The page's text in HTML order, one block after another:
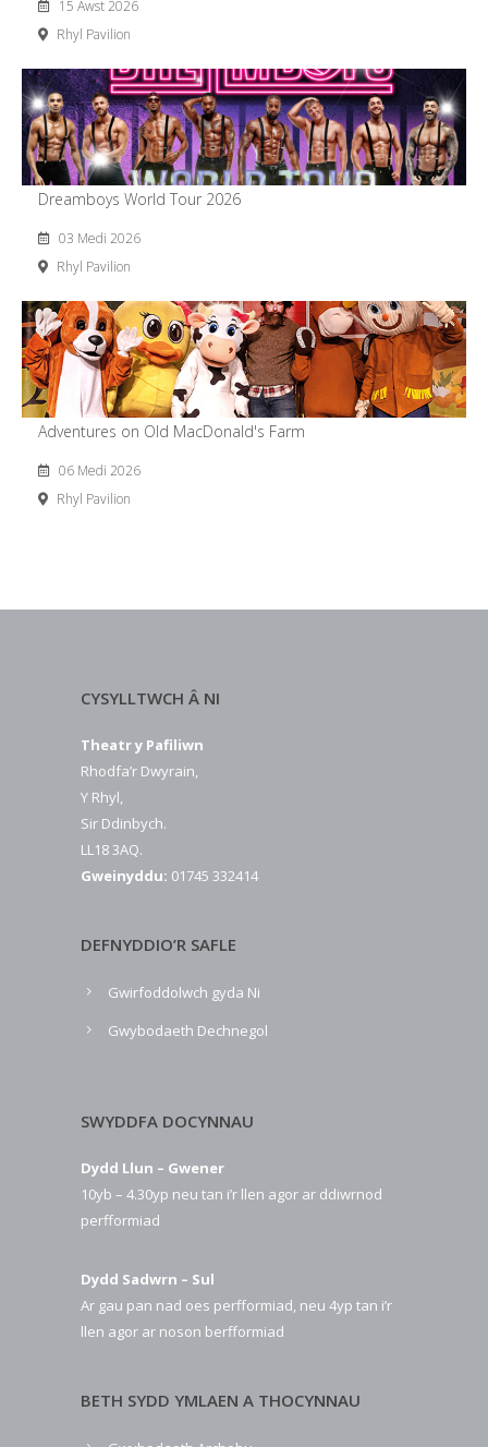
15 Awst 2026
Rhyl Pavilion
Dreamboys World Tour 2026
03 Medi 2026
Rhyl Pavilion
Adventures on Old MacDonald's Farm
06 Medi 2026
Rhyl Pavilion
CYSYLLTWCH Â NI
Theatr y Pafiliwn
Rhodfa’r Dwyrain,
Y Rhyl,
Sir Ddinbych.
LL18 3AQ.
Gweinyddu: 01745 332414
DEFNYDDIO’R SAFLE
Gwirfoddolwch gyda Ni
Gwybodaeth Dechnegol
SWYDDFA DOCYNNAU
Dydd Llun – Gwener
10yb – 4.30yp neu tan i’r llen agor ar ddiwrnod
perfformiad
Dydd Sadwrn – Sul
Ar gau pan nad oes perfformiad, neu 4yp tan i’r
llen agor ar noson berfformiad
BETH SYDD YMLAEN A THOCYNNAU